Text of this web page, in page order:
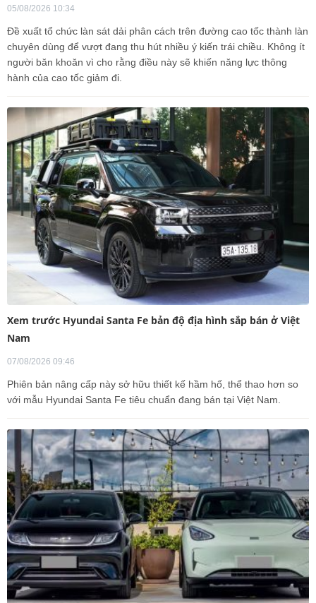
05/08/2026 10:34
Đề xuất tổ chức làn sát dải phân cách trên đường cao tốc thành làn
chuyên dùng để vượt đang thu hút nhiều ý kiến trái chiều. Không ít
người băn khoăn vì cho rằng điều này sẽ khiến năng lực thông
hành của cao tốc giảm đi.
Xem trước Hyundai Santa Fe bản độ địa hình sắp bán ở Việt
Nam
07/08/2026 09:46
Phiên bản nâng cấp này sở hữu thiết kế hầm hố, thể thao hơn so
với mẫu Hyundai Santa Fe tiêu chuẩn đang bán tại Việt Nam.